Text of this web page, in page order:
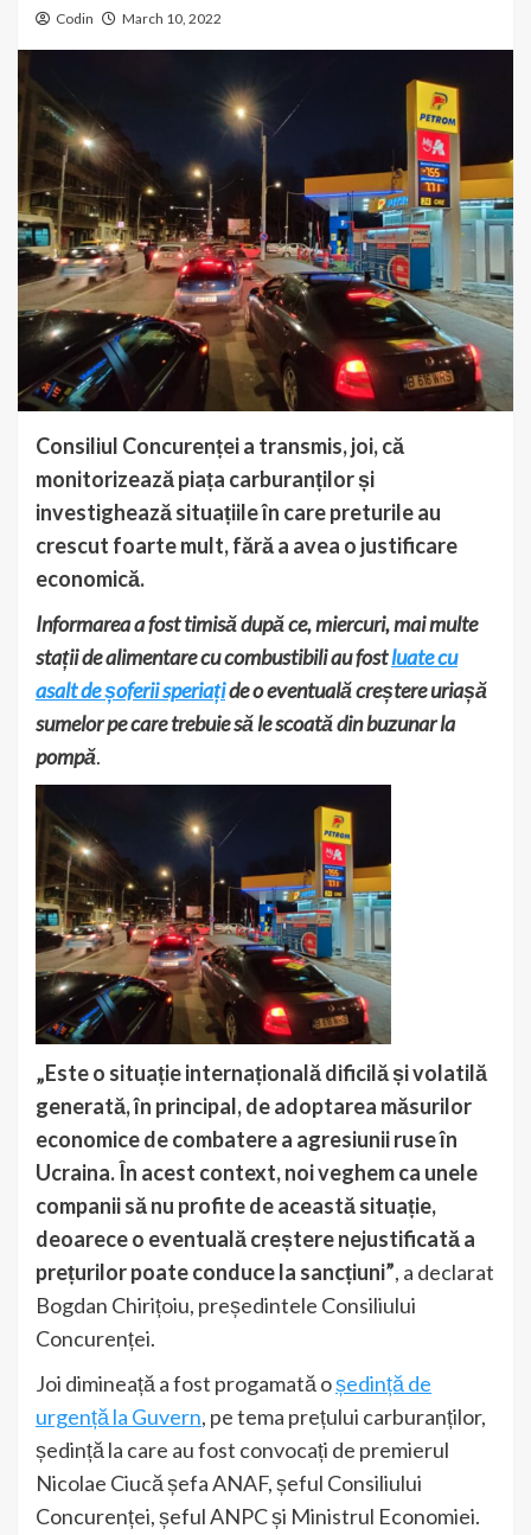
Codin March 10, 2022
Consiliul Concurenței a transmis, joi, că
monitorizează piața carburanților și
investighează situațiile în care preturile au
crescut foarte mult, fără a avea o justificare
economică.
Informarea a fost timisă după ce, miercuri, mai multe
stații de alimentare cu combustibili au fostluate cu
asalt de șoferii speriațide o eventuală creștere uriașă
sumelor pe care trebuie să le scoată din buzunar la
pompă.
„Este o situație internațională dificilă și volatilă
generată, în principal, de adoptarea măsurilor
economice de combatere a agresiunii ruse în
Ucraina. În acest context, noi veghem ca unele
companii să nu profite de această situație,
deoarece o eventuală creștere nejustificată a
prețurilor poate conduce la sancțiuni”, a declarat
Bogdan Chirițoiu, președintele Consiliului
Concurenței.
Joi dimineață a fost progamată oședință de
urgență la Guvern, pe tema prețului carburanților,
ședință la care au fost convocați de premierul
Nicolae Ciucă șefa ANAF, șeful Consiliului
Concurenței, șeful ANPC și Ministrul Economiei.